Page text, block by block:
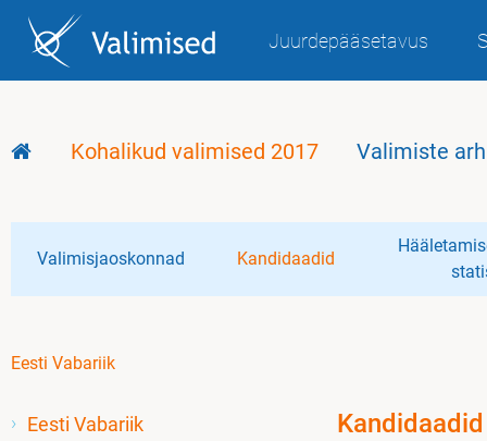
Juurdepääsetavus
Kohalikud valimised 2017 Valimiste
Valimisjaoskonnad Kandidaadid
Eesti Vabariik
Eesti Vabariik
Kandidaadid